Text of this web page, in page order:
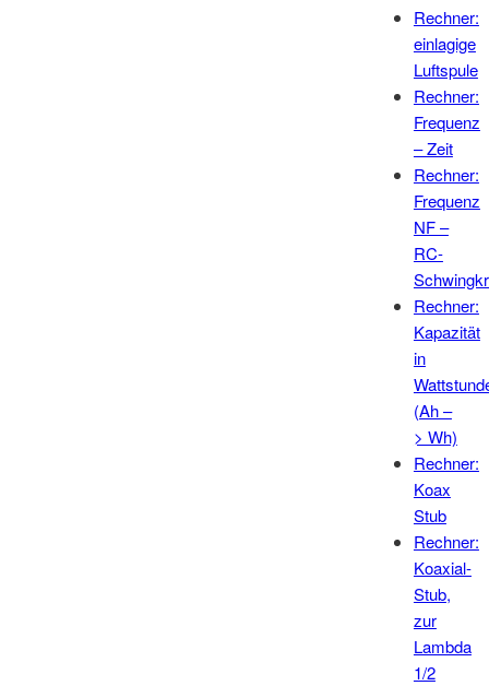
Rechner:
einlagige
Luftspule
Rechner:
Frequenz
– Zeit
Rechner:
Frequenz
NF –
RC-
Rechner:
Kapazität
in
(Ah –
> Wh)
Rechner:
Koax
Stub
Rechner:
Koaxial-
Stub,
zur
Lambda
1/2